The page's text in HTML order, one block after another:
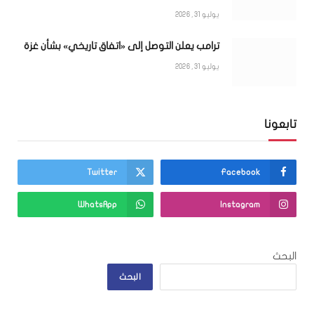
يوليو 31, 2026
ترامب يعلن التوصل إلى «اتفاق تاريخي» بشأن غزة
يوليو 31, 2026
تابعونا
Facebook
Twitter
Instagram
WhatsApp
البحث
البحث